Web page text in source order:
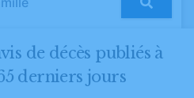
de décès publiés à
derniers jours